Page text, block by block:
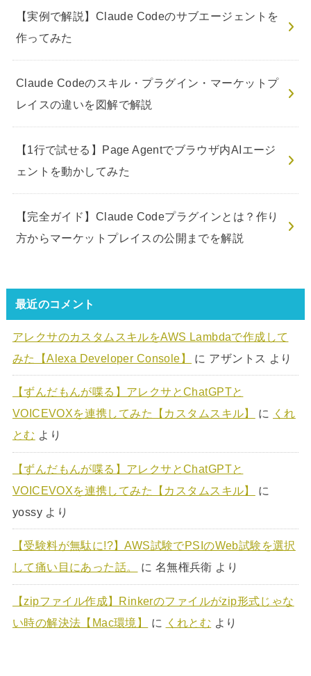
【実例で解説】Claude Codeのサブエージェントを
作ってみた
Claude Codeのスキル・プラグイン・マーケットプ
レイスの違いを図解で解説
【1行で試せる】Page Agentでブラウザ内AIエージ
ェントを動かしてみた
【完全ガイド】Claude Codeプラグインとは？作り
方からマーケットプレイスの公開までを解説
最近のコメント
アレクサのカスタムスキルをAWS Lambdaで作成して
みた【Alexa Developer Console】
に アザントス より
【ずんだもんが喋る】アレクサとChatGPTと
VOICEVOXを連携してみた【カスタムスキル】
に
くれ
とむ より
【ずんだもんが喋る】アレクサとChatGPTと
VOICEVOXを連携してみた【カスタムスキル】
に
yossyより
【受験料が無駄に!?】AWS試験でPSIのWeb試験を選択
して痛い目にあった話。
に 名無権兵衛 より
【zipファイル作成】Rinkerのファイルがzip形式じゃな
い時の解決法【Mac環境】
に くれとむ より